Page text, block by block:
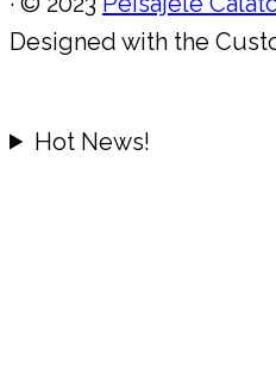
Designed with the
Hot News!